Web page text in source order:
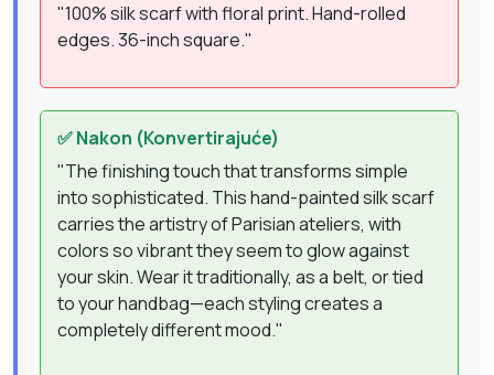
"100% silk scarf with floral print. Hand-rolled
edges. 36-inch square."
✅ Nakon (Konvertirajuće)
"The finishing touch that transforms simple
into sophisticated. This hand-painted silk scarf
carries the artistry of Parisian ateliers, with
colors so vibrant they seem to glow against
your skin. Wear it traditionally, as a belt, or tied
to your handbag—each styling creates a
completely different mood."